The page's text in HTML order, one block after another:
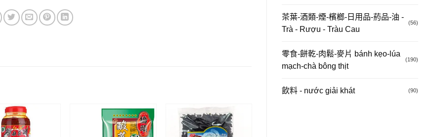
茶葉-酒類-煙-檳榔-日用品-葯品-油 -
Trà - Rượu - Tràu Cau
(56)
零食-餅乾-肉鬆-麥片 bánh kẹo-lúa
mạch-chà bông thịt
(190)
飲料 - nước giải khát (90)